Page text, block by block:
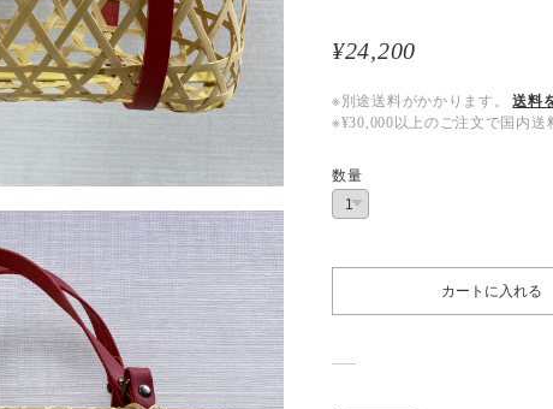
¥24,200
※別途送料がかかります。
送料
※¥30,000以上のご注文で国内
数量
カートに入れる